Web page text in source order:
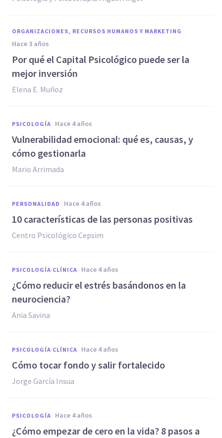
ORGANIZACIONES, RECURSOS HUMANOS Y MARKETING
hace 3 años
Por qué el Capital Psicológico puede ser la
mejor inversión
Elena E. Muñoz
PSICOLOGÍA hace 4 años
Vulnerabilidad emocional: qué es, causas, y
cómo gestionarla
Mario Arrimada
PERSONALIDAD hace 4 años
10 características de las personas positivas
Centro Psicológico Cepsim
PSICOLOGÍA CLÍNICA hace 4 años
¿Cómo reducir el estrés basándonos en la
neurociencia?
Ania Savina
PSICOLOGÍA CLÍNICA hace 4 años
Cómo tocar fondo y salir fortalecido
Jorge García Insua
PSICOLOGÍA hace 4 años
¿Cómo empezar de cero en la vida? 8 pasos a